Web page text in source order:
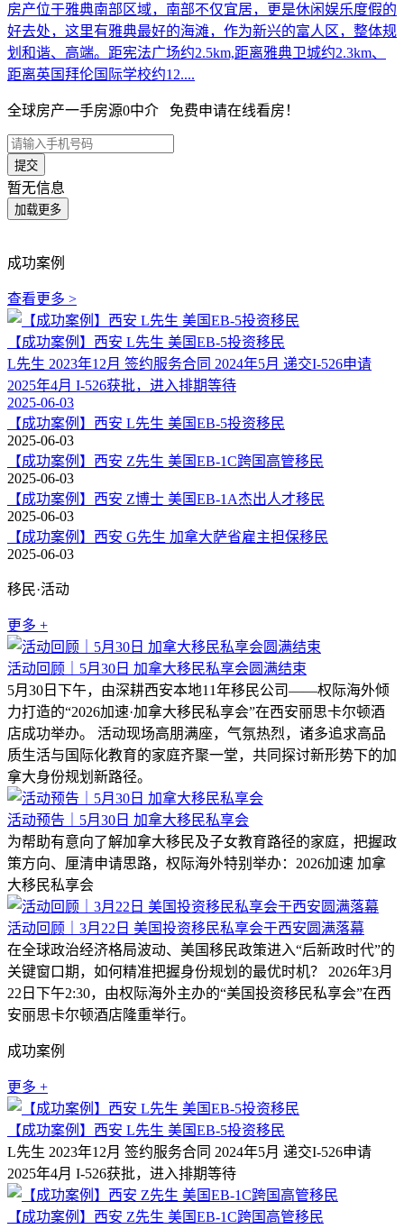
房产位于雅典南部区域，南部不仅宜居，更是休闲娱乐度假的
好去处，这里有雅典最好的海滩，作为新兴的富人区，整体规
划和谐、高端。距宪法广场约2.5km,距离雅典卫城约2.3km、
距离英国拜伦国际学校约12....
全球房产一手房源0中介 免费申请在线看房！
暂无信息
成功案例
查看更多 >
【成功案例】西安 L先生 美国EB-5投资移民
L先生 2023年12月 签约服务合同 2024年5月 递交I-526申请
2025年4月 I-526获批，进入排期等待
2025-06-03
【成功案例】西安 L先生 美国EB-5投资移民
2025-06-03
【成功案例】西安 Z先生 美国EB-1C跨国高管移民
2025-06-03
【成功案例】西安 Z博士 美国EB-1A杰出人才移民
2025-06-03
【成功案例】西安 G先生 加拿大萨省雇主担保移民
2025-06-03
移民·活动
更多 +
活动回顾｜5月30日 加拿大移民私享会圆满结束
5月30日下午，由深耕西安本地11年移民公司——权际海外倾
力打造的“2026加速·加拿大移民私享会”在西安丽思卡尔顿酒
店成功举办。 活动现场高朋满座，气氛热烈，诸多追求高品
质生活与国际化教育的家庭齐聚一堂，共同探讨新形势下的加
拿大身份规划新路径。
活动预告｜5月30日 加拿大移民私享会
为帮助有意向了解加拿大移民及子女教育路径的家庭，把握政
策方向、厘清申请思路，权际海外特别举办：2026加速 加拿
大移民私享会
活动回顾｜3月22日 美国投资移民私享会于西安圆满落幕
在全球政治经济格局波动、美国移民政策进入“后新政时代”的
关键窗口期，如何精准把握身份规划的最优时机？ 2026年3月
22日下午2:30，由权际海外主办的“美国投资移民私享会”在西
安丽思卡尔顿酒店隆重举行。
成功案例
更多 +
【成功案例】西安 L先生 美国EB-5投资移民
L先生 2023年12月 签约服务合同 2024年5月 递交I-526申请
2025年4月 I-526获批，进入排期等待
【成功案例】西安 Z先生 美国EB-1C跨国高管移民